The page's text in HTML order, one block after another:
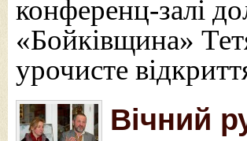
конференц-залі
«Бойківщина»
урочисте
Вічний